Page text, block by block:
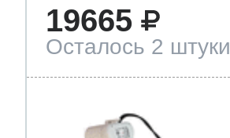
19665
Осталось 2 штуки